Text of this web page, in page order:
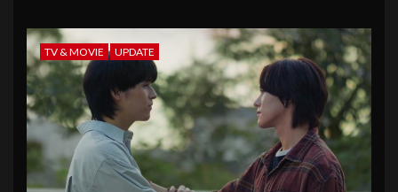
TV & MOVIE UPDATE